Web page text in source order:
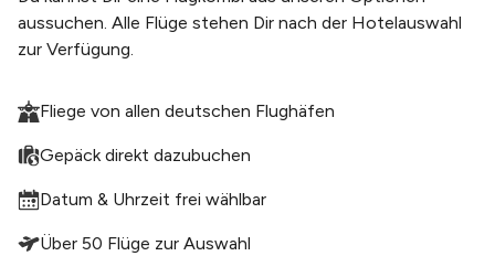
aussuchen. Alle Flüge stehen Dir nach der Hotelauswahl
zur Verfügung.
Fliege von allen deutschen Flughäfen
Gepäck direkt dazubuchen
Datum & Uhrzeit frei wählbar
Über 50 Flüge zur Auswahl